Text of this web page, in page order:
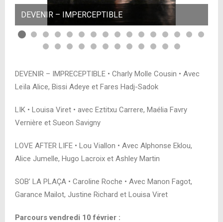
DEVENIR – IMPERCEPTIBLE
DEVENIR – IMPRECEPTIBLE • Charly Molle Cousin • Avec
Leïla Alice, Bissi Adeye et Fares Hadj-Sadok
LIK • Louisa Viret • avec Eztitxu Carrere, Maélia Favry
Vernière et Sueon Savigny
LOVE AFTER LIFE • Lou Viallon • Avec Alphonse Eklou,
Alice Jumelle, Hugo Lacroix et Ashley Martin
SOB’ LA PLAÇA • Caroline Roche • Avec Manon Fagot,
Garance Mailot, Justine Richard et Louisa Viret
Parcours vendredi 10 février :